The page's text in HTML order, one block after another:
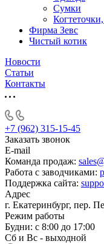
Сумки
Фирма Зевс
Чистый котик
Новости
Статьи
Контакты
+7 (962) 315-15-45
Заказать звонок
E-mail
Команда продаж:
Работа с заводчиками:
Поддержка сайта:
Адрес
г. Екатеринбург, пер.
Режим работы
Будни: с 8:00 до 17:00
Сб и Вс - выходной